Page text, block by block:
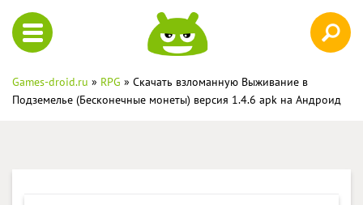
Games-droid.ru » RPG » Скачать взломанную Выживание в
Подземелье (Бесконечные монеты) версия 1.4.6 apk на Андроид